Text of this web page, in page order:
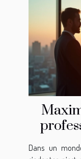
Dans un